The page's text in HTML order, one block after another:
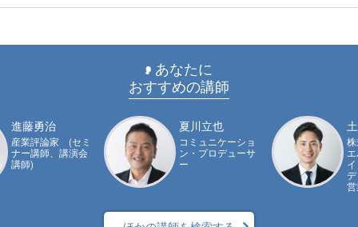
あなたに
おすすめの講師
進藤勇治
産業評論家 (セミ
ナー講師、講演会
講師)
夏川立也
コミュニケーショ
ン・プロデューサ
ー